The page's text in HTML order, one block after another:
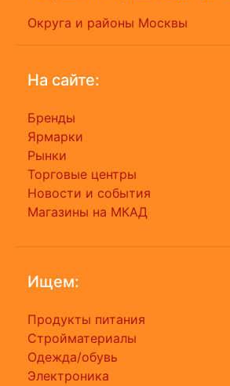
Округа и районы Москвы
На сайте:
Бренды
Ярмарки
Рынки
Торговые центры
Новости и события
Магазины на МКАД
Ищем:
Продукты питания
Стройматериалы
Одежда/обувь
Электроника